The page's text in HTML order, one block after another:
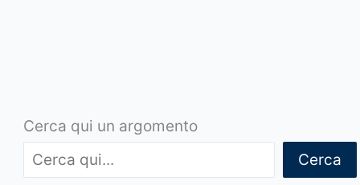
Cerca qui un argomento
Cerca